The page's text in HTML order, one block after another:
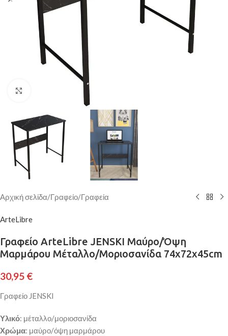
Κάντε κλικ για μεγέθυνση
Αρχική σελίδα/Γραφείο/Γραφεία
ArteLibre
Γραφείο ArteLibre JENSKI Μαύρο/Όψη
Μαρμάρου Μέταλλο/Μοριοσανίδα 74x72x45cm
30,95 €
Γραφείο JENSKI
Υλικό: μέταλλο/μοριοσανίδα
Χρώμα: μαύρο/όψη μαρμάρου